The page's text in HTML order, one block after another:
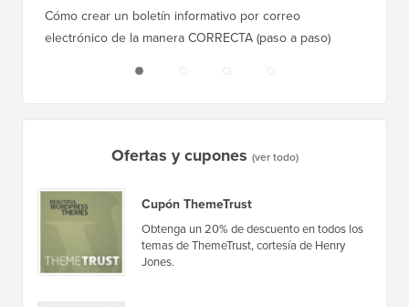
Cómo crear un boletín informativo por correo
electrónico de la manera CORRECTA (paso a paso)
Ofertas y cupones (ver todo)
Cupón ThemeTrust
Obtenga un 20% de descuento en todos los
temas de ThemeTrust, cortesía de Henry
Jones.